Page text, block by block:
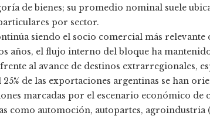
de bienes; su promedio nominal suele
por sector.
siendo el socio comercial más relevante
años, el flujo interno del bloque ha
al avance de destinos extrarregionales,
de las exportaciones argentinas se han
marcadas por el escenario económico de
como automoción, autopartes,